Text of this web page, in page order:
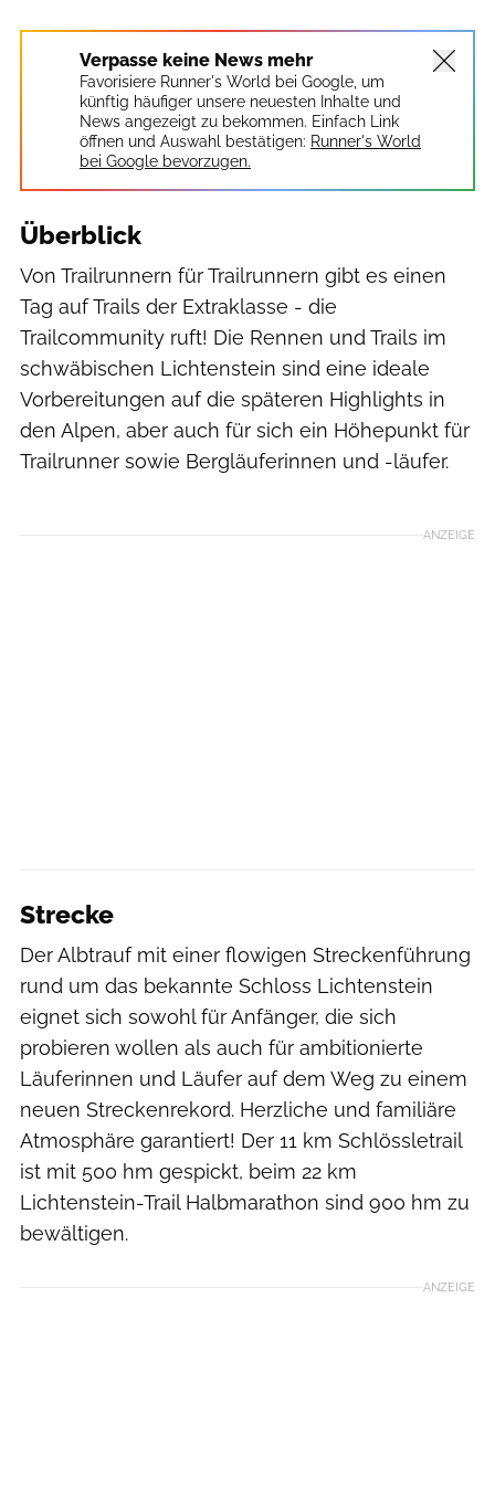
Verpasse keine News mehr
Favorisiere Runner's World bei Google, um
künftig häufiger unsere neuesten Inhalte und
News angezeigt zu bekommen. Einfach Link
öffnen und Auswahl bestätigen: Runner's World
bei Google bevorzugen.
Überblick
Von Trailrunnern für Trailrunnern gibt es einen
Tag auf Trails der Extraklasse - die
Trailcommunity ruft! Die Rennen und Trails im
schwäbischen Lichtenstein sind eine ideale
Vorbereitungen auf die späteren Highlights in
den Alpen, aber auch für sich ein Höhepunkt für
Trailrunner sowie Bergläuferinnen und -läufer.
ANZEIGE
Strecke
Der Albtrauf mit einer flowigen Streckenführung
rund um das bekannte Schloss Lichtenstein
eignet sich sowohl für Anfänger, die sich
probieren wollen als auch für ambitionierte
Läuferinnen und Läufer auf dem Weg zu einem
neuen Streckenrekord. Herzliche und familiäre
Atmosphäre garantiert! Der 11 km Schlössletrail
ist mit 500 hm gespickt, beim 22 km
Lichtenstein-Trail Halbmarathon sind 900 hm zu
bewältigen.
ANZEIGE